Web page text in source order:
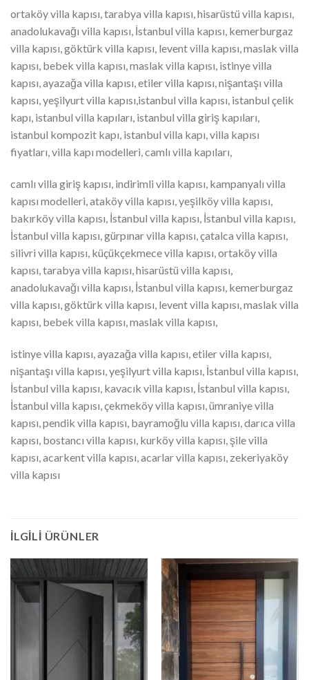
ortaköy villa kapısı, tarabya villa kapısı, hisarüstü villa kapısı,
anadolukavağı villa kapısı, İstanbul villa kapısı, kemerburgaz
villa kapısı, göktürk villa kapısı, levent villa kapısı, maslak villa
kapısı, bebek villa kapısı, maslak villa kapısı, istinye villa
kapısı, ayazağa villa kapısı, etiler villa kapısı, nişantaşı villa
kapısı, yeşilyurt villa kapısı,istanbul villa kapısı, istanbul çelik
kapı, istanbul villa kapıları, istanbul villa giriş kapıları,
istanbul kompozit kapı, istanbul villa kapı, villa kapısı
fiyatları, villa kapı modelleri, camlı villa kapıları,
camlı villa giriş kapısı, indirimli villa kapısı, kampanyalı villa
kapısı modelleri, ataköy villa kapısı, yeşilköy villa kapısı,
bakırköy villa kapısı, İstanbul villa kapısı, İstanbul villa kapısı,
İstanbul villa kapısı, gürpınar villa kapısı, çatalca villa kapısı,
silivri villa kapısı, küçükçekmece villa kapısı, ortaköy villa
kapısı, tarabya villa kapısı, hisarüstü villa kapısı,
anadolukavağı villa kapısı, İstanbul villa kapısı, kemerburgaz
villa kapısı, göktürk villa kapısı, levent villa kapısı, maslak villa
kapısı, bebek villa kapısı, maslak villa kapısı,
istinye villa kapısı, ayazağa villa kapısı, etiler villa kapısı,
nişantaşı villa kapısı, yeşilyurt villa kapısı, İstanbul villa kapısı,
İstanbul villa kapısı, kavacık villa kapısı, İstanbul villa kapısı,
İstanbul villa kapısı, çekmeköy villa kapısı, ümraniye villa
kapısı, pendik villa kapısı, bayramoğlu villa kapısı, darıca villa
kapısı, bostancı villa kapısı, kurköy villa kapısı, şile villa
kapısı, acarkent villa kapısı, acarlar villa kapısı, zekeriyaköy
villa kapısı
İLGILI ÜRÜNLER